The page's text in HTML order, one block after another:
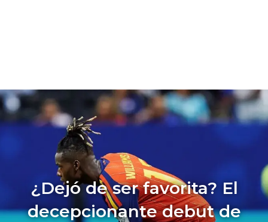
¿Dejó de ser favorita? El
decepcionante debut de